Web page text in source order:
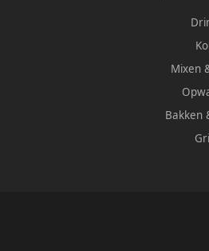
Mixen
Bakken